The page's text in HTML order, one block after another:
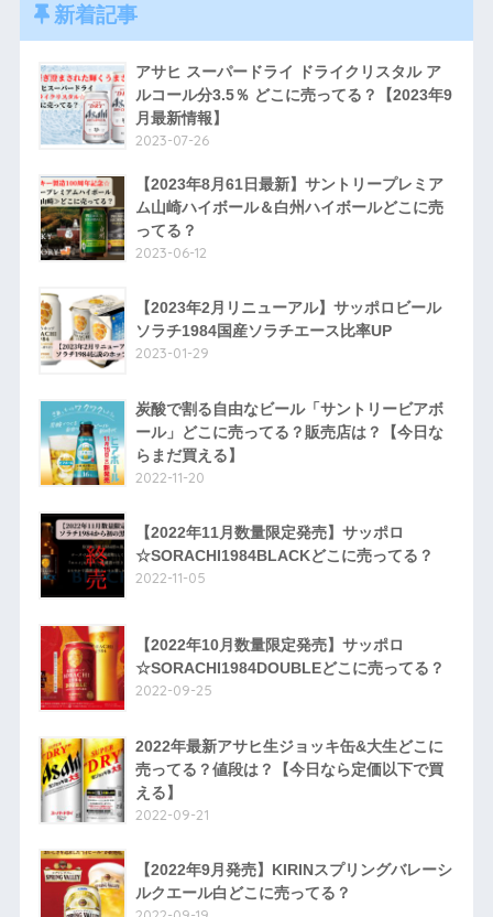
新着記事
アサヒ スーパードライ ドライクリスタル ア
ルコール分3.5％ どこに売ってる？【2023年9
月最新情報】
2023-07-26
【2023年8月61日最新】サントリープレミア
ム山崎ハイボール＆白州ハイボールどこに売
ってる？
2023-06-12
【2023年2月リニューアル】サッポロビール
ソラチ1984国産ソラチエース比率UP
2023-01-29
炭酸で割る自由なビール「サントリービアボ
ール」どこに売ってる？販売店は？【今日な
らまだ買える】
2022-11-20
【2022年11月数量限定発売】サッポロ
☆SORACHI1984BLACKどこに売ってる？
2022-11-05
【2022年10月数量限定発売】サッポロ
☆SORACHI1984DOUBLEどこに売ってる？
2022-09-25
2022年最新アサヒ生ジョッキ缶&大生どこに
売ってる？値段は？【今日なら定価以下で買
える】
2022-09-21
【2022年9月発売】KIRINスプリングバレーシ
ルクエール白どこに売ってる？